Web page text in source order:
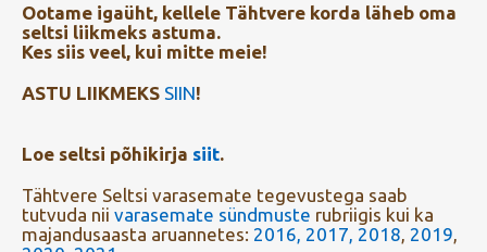
Ootame igaüht, kellele Tähtvere korda läheb oma
seltsi liikmeks astuma.
Kes siis veel, kui mitte meie!
ASTU LIIKMEKS SIIN!
Loe seltsi põhikirja siit.
Tähtvere Seltsi varasemate tegevustega saab
tutvuda nii varasemate sündmuste rubriigis kui ka
majandusaasta aruannetes: 2016, 2017, 2018 2019